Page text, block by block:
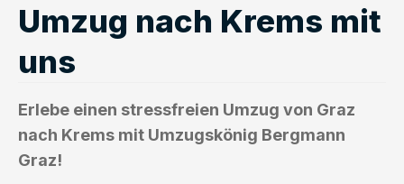
Umzug nach Krems mit
uns
Erlebe einen stressfreien Umzug von Graz
nach Krems mit Umzugskönig Bergmann
Graz!